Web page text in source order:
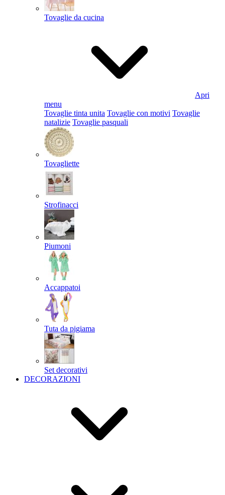
Tovaglie da cucina
Apri
menu
Tovaglie tinta unita Tovaglie con motivi Tovaglie
natalizie Tovaglie pasquali
Tovagliette
Strofinacci
Piumoni
Accappatoi
Tuta da pigiama
Set decorativi
DECORAZIONI